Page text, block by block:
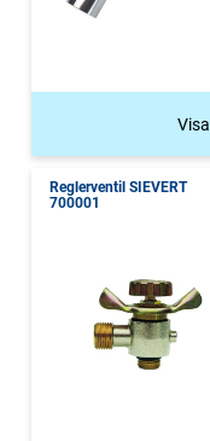
Visa
Reglerventil SIEVERT
700001